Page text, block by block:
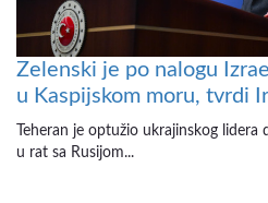
Zelenski je po nalogu
u Kaspijskom moru, tvrdi
Teheran je optužio ukrajinskog
u rat sa Rusijom...